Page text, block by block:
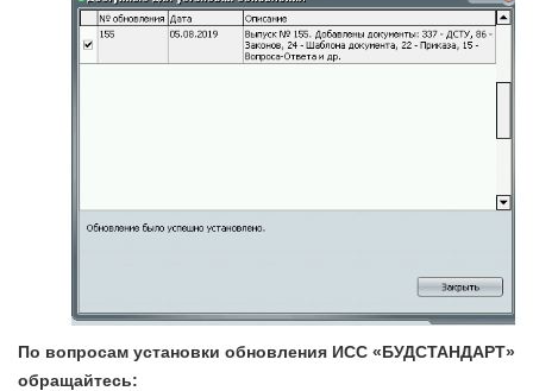
По вопросам установки обновления ИСС «БУДСТАНДАРТ»
обращайтесь: